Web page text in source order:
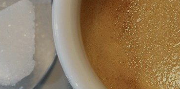
会社概要
電子公告
不動産管理サービス